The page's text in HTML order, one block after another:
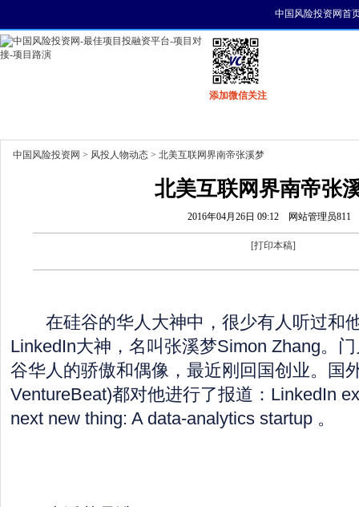
中国风险投资网首
添加微信关注
中国风险投资网 > 风投人物动态 > 北美互联网界南帝张溪梦
北美互联网界南帝张
2016年04月26日 09:12 网站管理员811
[打印本稿]
在硅谷的华人大神中，很少有人听过和
LinkedIn大神，名叫张溪梦Simon Zhang。
谷华人的骄傲和偶像，最近刚回国创业。国
VentureBeat)都对他进行了报道：LinkedIn
next new thing: A data-analytics startup 。